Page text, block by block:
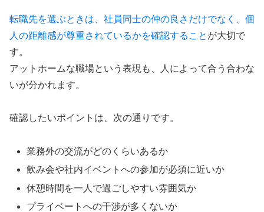
転職先を選ぶときは、社員同士の仲の良さだけでなく、個
人の距離感が尊重されているかを確認すること が大切で
す。
アットホームな職場という表現も、人によって合う合わな
いが分かれます。
確認したいポイントは、次の通りです。
業務外の交流がどのくらいあるか
飲み会や社内イベントへの参加が必須に近いか
休憩時間を一人で過ごしやすい雰囲気か
プライベートへの干渉が多くないか